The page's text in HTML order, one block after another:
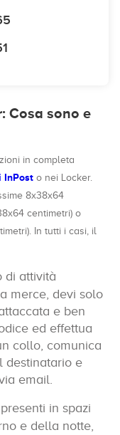
Cosa sono e
in completa
InPost o nei Locker.
8x38x64
centimetri) o
In tutti i casi, il
di attività
merce, devi solo
e ben
ed effettua
collo, comunica
destinatario e
email.
in spazi
e della notte,